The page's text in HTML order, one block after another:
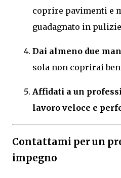
coprire pavimenti e
guadagnato in
Dai almeno due
sola non coprirai
Affidati a un
lavoro veloce e
Contattami per un
impegno